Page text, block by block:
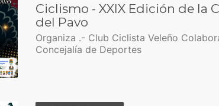
Ciclismo - XXIX Edición de la
del Pavo
Organiza .- Club Ciclista Veleño
Concejalía de Deportes